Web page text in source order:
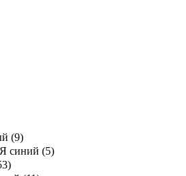
(9)
синий (5)
)